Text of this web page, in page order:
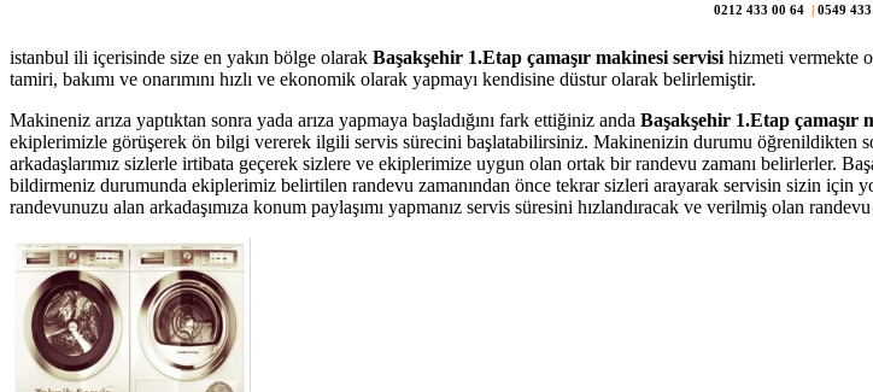
0212 433 00 64 |0549 433
istanbul ili içerisinde size en yakın bölge olarak Başakşehir 1.Etap çamaşır makinesi servisi hizmeti vermekte
tamiri, bakımı ve onarımını hızlı ve ekonomik olarak yapmayı kendisine düstur olarak belirlemiştir.
Makineniz arıza yaptıktan sonra yada arıza yapmaya başladığını fark ettiğiniz anda Başakşehir 1.Etap çamaşır
ekiplerimizle görüşerek ön bilgi vererek ilgili servis sürecini başlatabilirsiniz. Makinenizin durumu öğrenildikten
arkadaşlarımız sizlerle irtibata geçerek sizlere ve ekiplerimize uygun olan ortak bir randevu zamanı belirlerler.
bildirmeniz durumunda ekiplerimiz belirtilen randevu zamanından önce tekrar sizleri arayarak servisin sizin için
randevunuzu alan arkadaşımıza konum paylaşımı yapmanız servis süresini hızlandıracak ve verilmiş olan